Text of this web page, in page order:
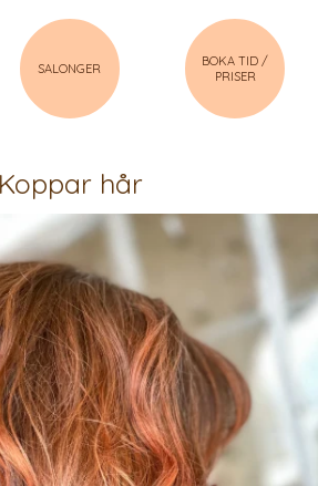
SALONGER
BOKA TID /
PRISER
Koppar hår